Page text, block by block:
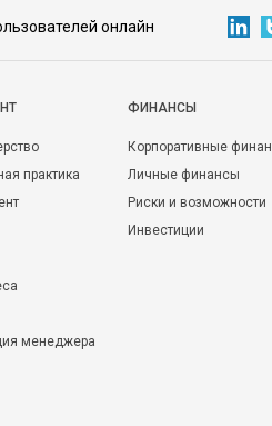
онлайн
практика
менеджера
ФИНАНСЫ
Корпоративные
Личные финансы
Риски и возможности
Инвестиции